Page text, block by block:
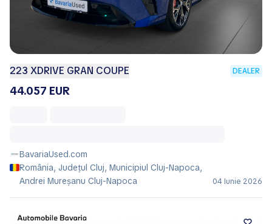
223 XDRIVE GRAN COUPE DEALER
44.057 EUR
BavariaUsed.com
România, Județul Cluj, Municipiul Cluj-Napoca,
Andrei Mureșanu Cluj-Napoca
04 Iunie 2026